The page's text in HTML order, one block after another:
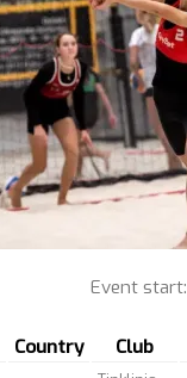
Event start:
Country Club